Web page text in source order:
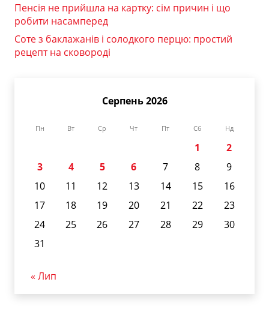
Пенсія не прийшла на картку: сім причин і що
робити насамперед
Соте з баклажанів і солодкого перцю: простий
рецепт на сковороді
Серпень 2026
Пн Вт Ср Чт Пт Сб Нд
1
2
3
4 5 6 7 8
9
10
11 12 13 14 15
16
17
18 19 20 21 22
23
24
25 26 27 28 29
30
31
« Лип